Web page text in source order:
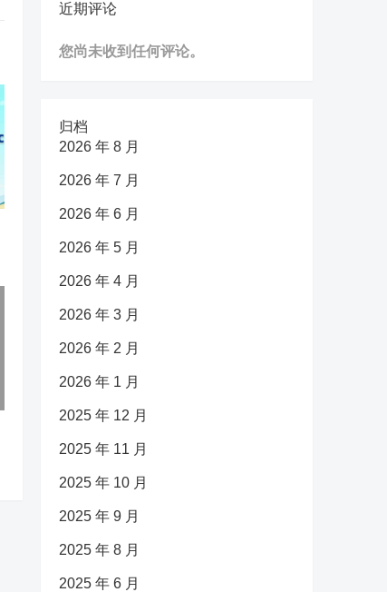
近期评论
您尚未收到任何评论。
归档
2026 年 8 月
2026 年 7 月
2026 年 6 月
2026 年 5 月
2026 年 4 月
2026 年 3 月
2026 年 2 月
2026 年 1 月
2025 年 12 月
2025 年 11 月
2025 年 10 月
2025 年 9 月
2025 年 8 月
2025 年 6 月